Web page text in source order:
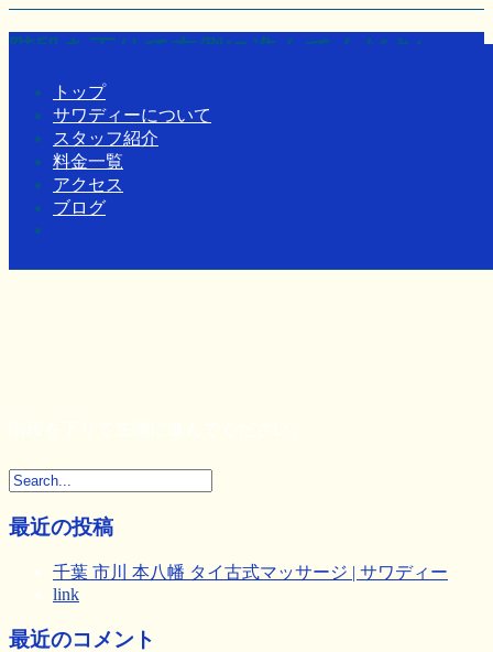
Toggle navigation
トップ
サワディーについて
スタッフ紹介
料金一覧
アクセス
ブログ
階段を下りて左側に進んでください。
Home --階段を…
最近の投稿
千葉 市川 本八幡 タイ古式マッサージ | サワディー
link
最近のコメント